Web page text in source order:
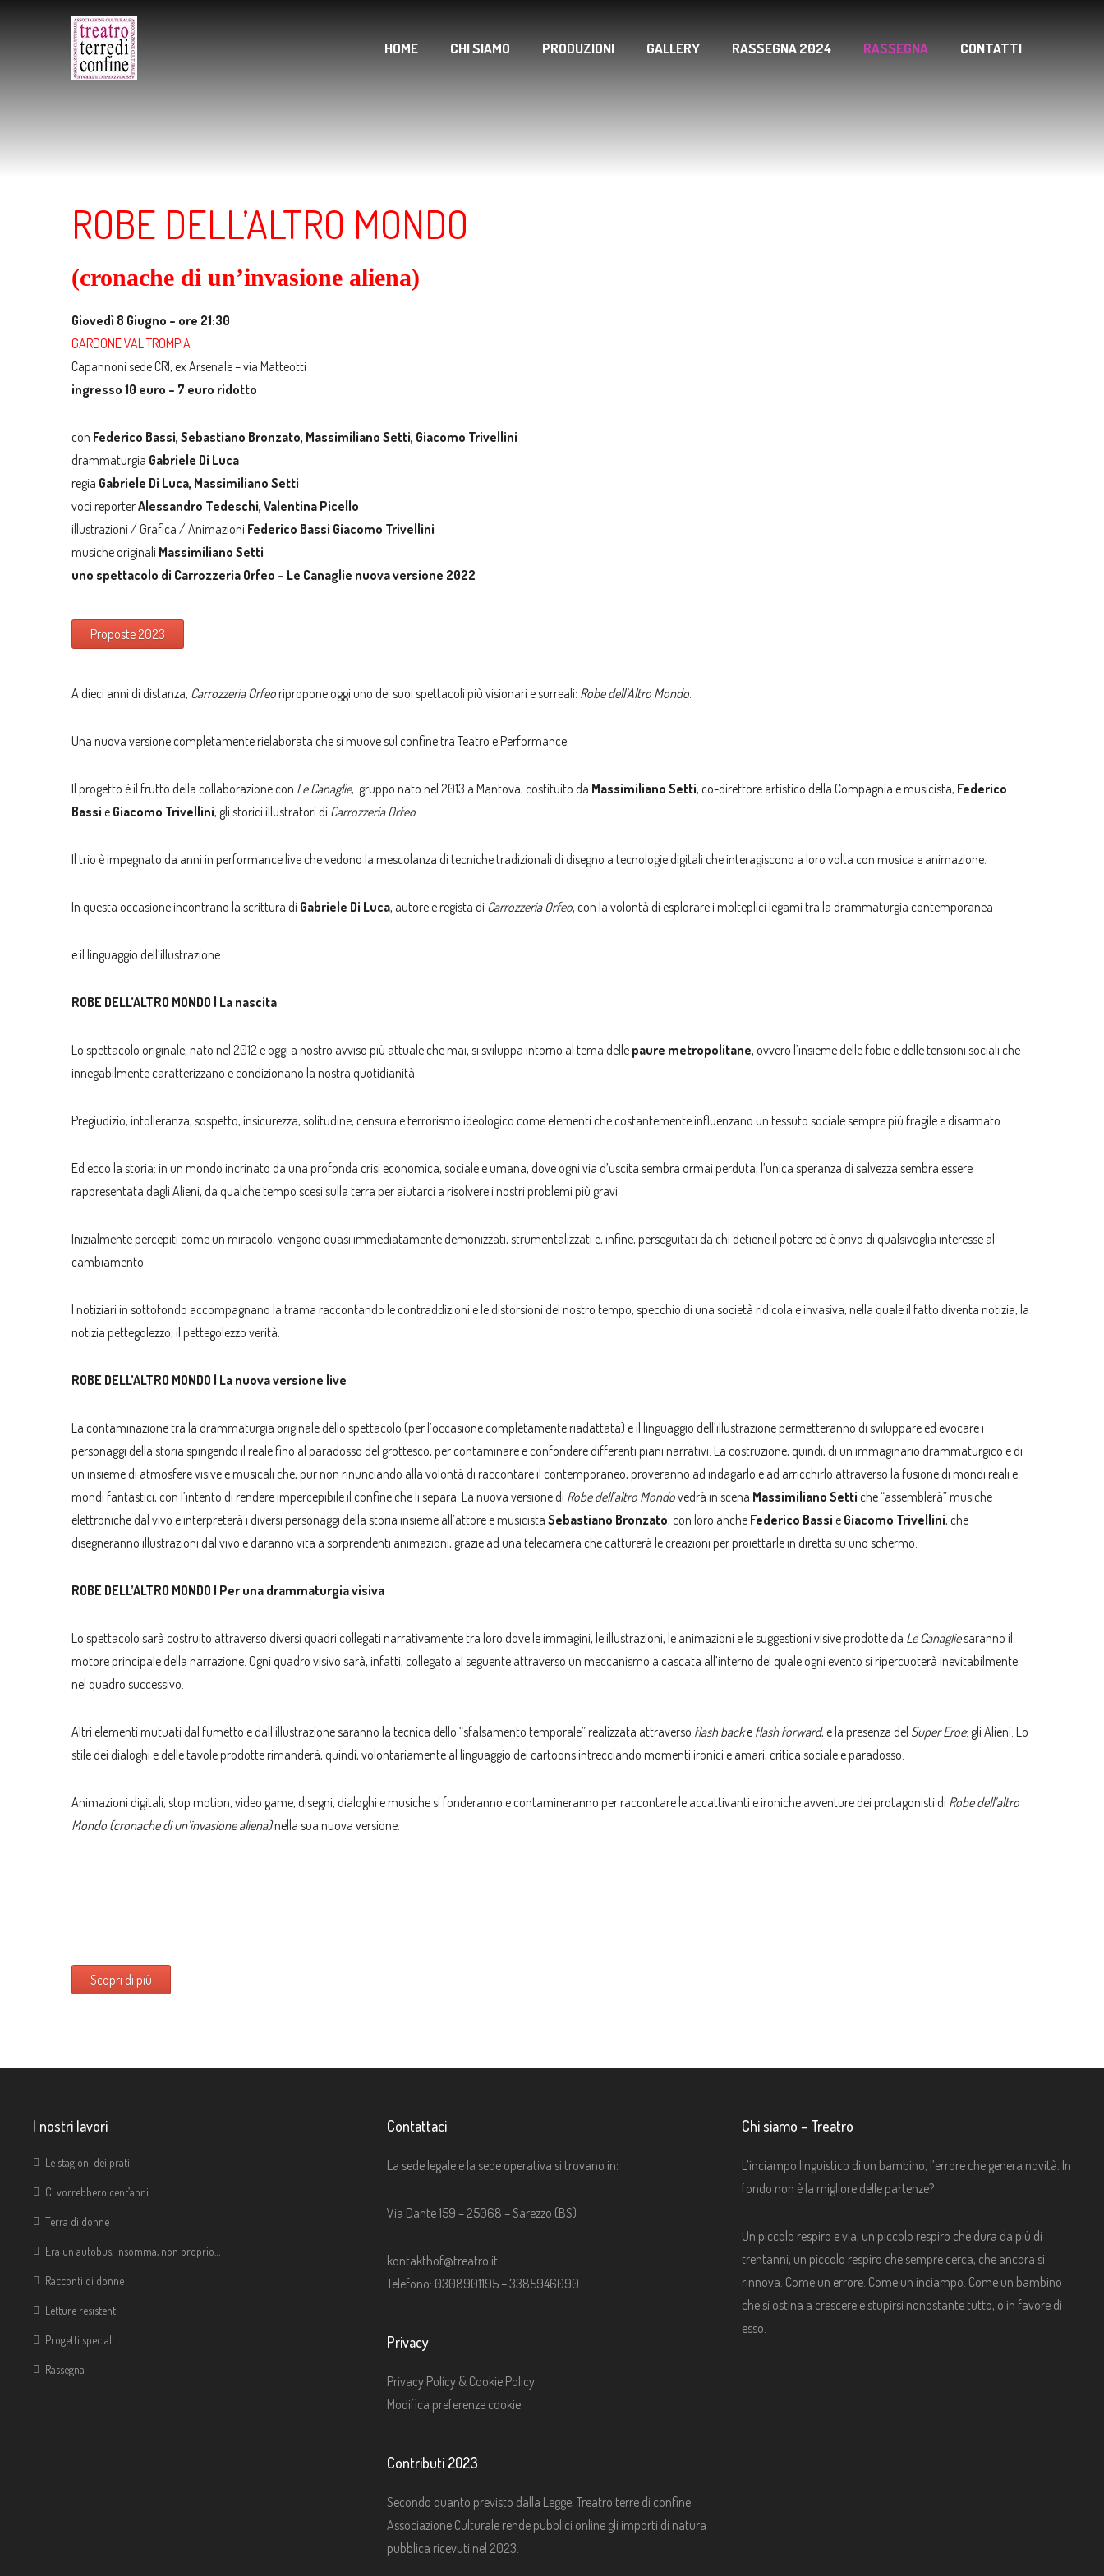
HOME CHI SIAMO PRODUZIONI GALLERY RASSEGNA 2024 RASSEGNA CONTATTI
ROBE DELL’ALTRO MONDO
(cronache di un’invasione aliena)
Giovedì 8 Giugno – ore 21:30
GARDONE VAL TROMPIA
Capannoni sede CRI, ex Arsenale – via Matteotti
ingresso 10 euro – 7 euro ridotto
con Federico Bassi, Sebastiano Bronzato, Massimiliano Setti, Giacomo Trivellini
drammaturgia Gabriele Di Luca
regia Gabriele Di Luca, Massimiliano Setti
voci reporterAlessandro Tedeschi, Valentina Picello
illustrazioni / Grafica / Animazioni Federico Bassi Giacomo Trivellini
musiche originali Massimiliano Setti
uno spettacolo di Carrozzeria Orfeo – Le Canaglie nuova versione 2022
Proposte 2023
A dieci anni di distanza, Carrozzeria Orfeoripropone oggi uno dei suoi spettacoli più visionari e surreali: Robe dell’Altro Mondo.
Una nuova versione completamente rielaborata che si muove sul confine tra Teatro e Performance.
Il progetto è il frutto della collaborazione con Le Canaglie, gruppo nato nel 2013 a Mantova, costituito da Massimiliano Setti, co-direttore artistico della Compagnia e musicista, Federico
Bassi e Giacomo Trivellini, gli storici illustratori di Carrozzeria Orfeo.
Il trio è impegnato da anni in performance live che vedono la mescolanza di tecniche tradizionali di disegno a tecnologie digitali che interagiscono a loro volta con musica e animazione.
In questa occasione incontrano la scrittura di Gabriele Di Luca, autore e regista di Carrozzeria Orfeo, con la volontà di esplorare i molteplici legami tra la drammaturgia contemporanea
e il linguaggio dell’illustrazione.
ROBE DELL’ALTRO MONDO | La nascita
Lo spettacolo originale, nato nel 2012 e oggi a nostro avviso più attuale che mai, si sviluppa intorno al tema delle paure metropolitane, ovvero l’insieme delle fobie e delle tensioni sociali che
innegabilmente caratterizzano e condizionano la nostra quotidianità.
Pregiudizio, intolleranza, sospetto, insicurezza, solitudine, censura e terrorismo ideologico come elementi che costantemente influenzano un tessuto sociale sempre più fragile e disarmato.
Ed ecco la storia: in un mondo incrinato da una profonda crisi economica, sociale e umana, dove ogni via d’uscita sembra ormai perduta, l’unica speranza di salvezza sembra essere
rappresentata dagli Alieni, da qualche tempo scesi sulla terra per aiutarci a risolvere i nostri problemi più gravi.
Inizialmente percepiti come un miracolo, vengono quasi immediatamente demonizzati, strumentalizzati e, infine, perseguitati da chi detiene il potere ed è privo di qualsivoglia interesse al
cambiamento.
I notiziari in sottofondo accompagnano la trama raccontando le contraddizioni e le distorsioni del nostro tempo, specchio di una società ridicola e invasiva, nella quale il fatto diventa notizia, la
notizia pettegolezzo, il pettegolezzo verità.
ROBE DELL’ALTRO MONDO | La nuova versione live
La contaminazione tra la drammaturgia originale dello spettacolo (per l’occasione completamente riadattata) e il linguaggio dell’illustrazione permetteranno di sviluppare ed evocare i
personaggi della storia spingendo il reale fino al paradosso del grottesco, per contaminare e confondere differenti piani narrativi. La costruzione, quindi, di un immaginario drammaturgico e di
un insieme di atmosfere visive e musicali che, pur non rinunciando alla volontà di raccontare il contemporaneo, proveranno ad indagarlo e ad arricchirlo attraverso la fusione di mondi reali e
mondi fantastici, con l’intento di rendere impercepibile il confine che li separa. La nuova versione di Robe dell’altro Mondovedrà in scena Massimiliano Setti che “assemblerà” musiche
elettroniche dal vivo e interpreterà i diversi personaggi della storia insieme all’attore e musicista Sebastiano Bronzato; con loro anche Federico Bassi e Giacomo Trivellini, che
disegneranno illustrazioni dal vivo e daranno vita a sorprendenti animazioni, grazie ad una telecamera che catturerà le creazioni per proiettarle in diretta su uno schermo.
ROBE DELL’ALTRO MONDO | Per una drammaturgia visiva
Lo spettacolo sarà costruito attraverso diversi quadri collegati narrativamente tra loro dove le immagini, le illustrazioni, le animazioni e le suggestioni visive prodotte da Le Canagliesaranno il
motore principale della narrazione. Ogni quadro visivo sarà, infatti, collegato al seguente attraverso un meccanismo a cascata all’interno del quale ogni evento si ripercuoterà inevitabilmente
nel quadro successivo.
Altri elementi mutuati dal fumetto e dall’illustrazione saranno la tecnica dello “sfalsamento temporale” realizzata attraverso flash backe flash forward, e la presenza del Super Eroe: gli Alieni. Lo
stile dei dialoghi e delle tavole prodotte rimanderà, quindi, volontariamente al linguaggio dei cartoons intrecciando momenti ironici e amari, critica sociale e paradosso.
Animazioni digitali, stop motion, video game, disegni, dialoghi e musiche si fonderanno e contamineranno per raccontare le accattivanti e ironiche avventure dei protagonisti di Robe dell’altro
Mondo (cronache di un’invasione aliena)nella sua nuova versione.
Scopri di più
I nostri lavori
Le stagioni dei prati
Ci vorrebbero cent’anni
Terra di donne
Era un autobus, insomma, non proprio…
Racconti di donne
Letture resistenti
Progetti speciali
Rassegna
Contattaci
La sede legale e la sede operativa si trovano in:
Via Dante 159 – 25068 – Sarezzo (BS)
kontakthof@treatro.it
Telefono: 0308901195 – 3385946090
Privacy
Privacy Policy & Cookie Policy
Modifica preferenze cookie
Contributi 2023
Secondo quanto previsto dalla Legge, Treatro terre di confine
Associazione Culturale rende pubblici online gli importi di natura
pubblica ricevuti nel 2023.
Chi siamo – Treatro
L’inciampo linguistico di un bambino, l’errore che genera novità. In
fondo non è la migliore delle partenze?
Un piccolo respiro e via, un piccolo respiro che dura da più di
trentanni, un piccolo respiro che sempre cerca, che ancora si
rinnova. Come un errore. Come un inciampo. Come un bambino
che si ostina a crescere e stupirsi nonostante tutto, o in favore di
esso.